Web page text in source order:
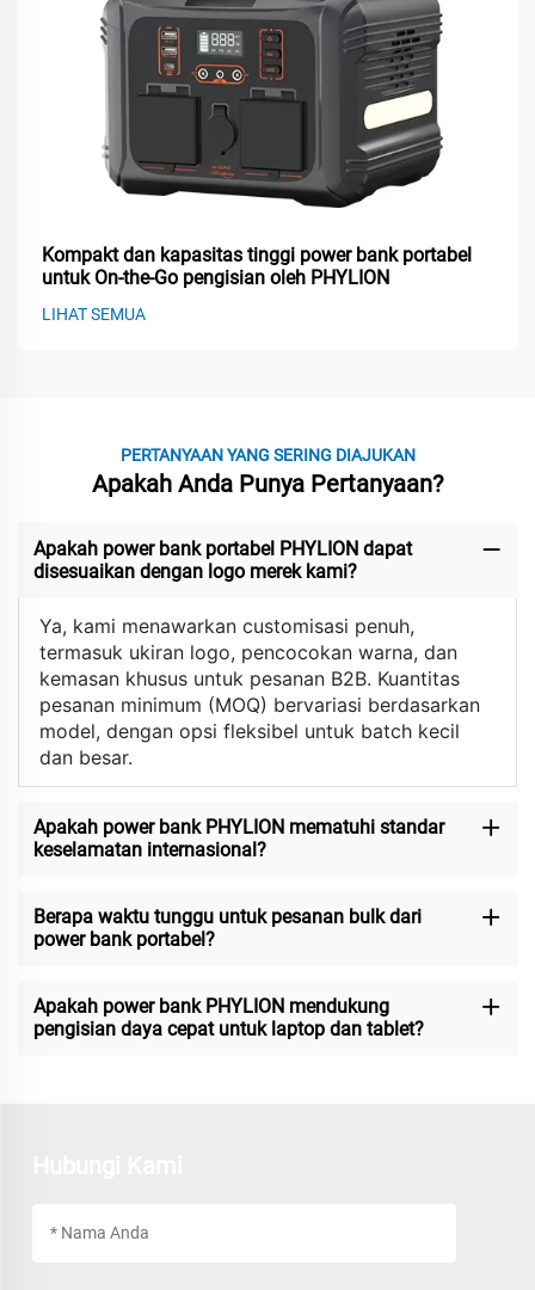
Kompakt dan kapasitas tinggi power bank portabel
untuk On-the-Go pengisian oleh PHYLION
LIHAT SEMUA
PERTANYAAN YANG SERING DIAJUKAN
Apakah Anda Punya Pertanyaan?
Apakah power bank portabel PHYLION dapat
disesuaikan dengan logo merek kami?
Ya, kami menawarkan customisasi penuh,
termasuk ukiran logo, pencocokan warna, dan
kemasan khusus untuk pesanan B2B. Kuantitas
pesanan minimum (MOQ) bervariasi berdasarkan
model, dengan opsi fleksibel untuk batch kecil
dan besar.
Apakah power bank PHYLION mematuhi standar
keselamatan internasional?
Berapa waktu tunggu untuk pesanan bulk dari
power bank portabel?
Apakah power bank PHYLION mendukung
pengisian daya cepat untuk laptop dan tablet?